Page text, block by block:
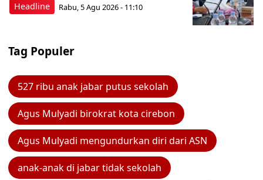
Headline Rabu, 5 Agu 2026 - 11:10
Tag Populer
527 ribu anak jabar putus sekolah
Agus Mulyadi birokrat kota cirebon
Agus Mulyadi mengundurkan diri dari ASN
anak-anak di jabar tidak sekolah